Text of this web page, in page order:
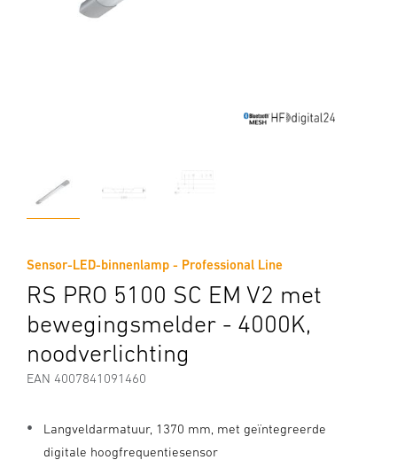
Sensor-LED-binnenlamp - Professional Line
RS PRO 5100 SC EM V2 met
bewegingsmelder - 4000K,
noodverlichting
EAN 4007841091460
Langveldarmatuur, 1370 mm, met geïntegreerde
digitale hoogfrequentiesensor